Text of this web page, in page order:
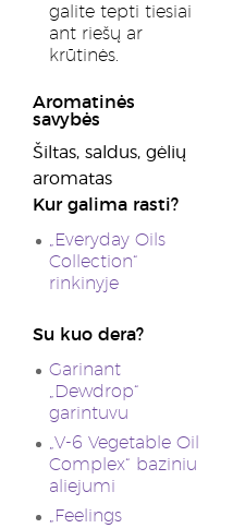
galite tepti tiesiai
ant riešų ar
krūtinės.
Aromatinės
savybės
Šiltas, saldus, gėlių
aromatas
Kur galima rasti?
„Everyday Oils
Collection“
rinkinyje
Su kuo dera?
Garinant
„Dewdrop“
garintuvu
„V-6 Vegetable Oil
Complex“ baziniu
aliejumi
„Feelings